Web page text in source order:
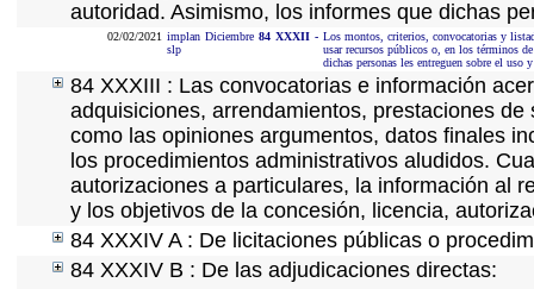
autoridad. Asimismo, los informes que dichas
02/02/2021 implan
slp
Diciembre 84 XXXII - Los montos, criterios, convocatorias y
usar recursos públicos o, en los términos
dichas personas les entreguen sobre el uso
84 XXXIII : Las convocatorias e información
adquisiciones, arrendamientos, prestaciones
como las opiniones argumentos, datos finales
los procedimientos administrativos aludidos.
autorizaciones a particulares, la información al
y los objetivos de la concesión, licencia,
84 XXXIV A : De licitaciones públicas o
84 XXXIV B : De las adjudicaciones directas: